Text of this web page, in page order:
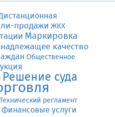
продажи ЖКХ
Маркировка
качество
Общественное
Решение суда
Технический регламент
Финансовые услуги